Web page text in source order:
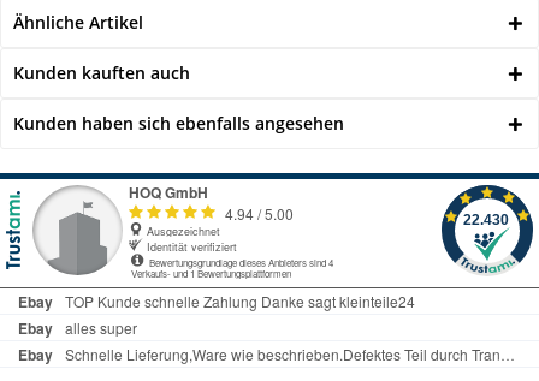
Ähnliche Artikel
Kunden kauften auch
Kunden haben sich ebenfalls angesehen